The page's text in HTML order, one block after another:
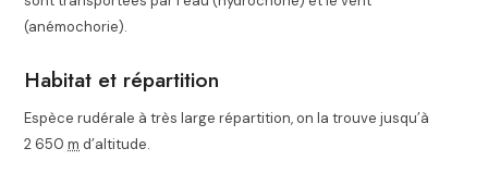
(anémochorie).
Habitat et répartition
Espèce rudérale à très large répartition, on la trouve jusqu’à
2 650m d’altitude.